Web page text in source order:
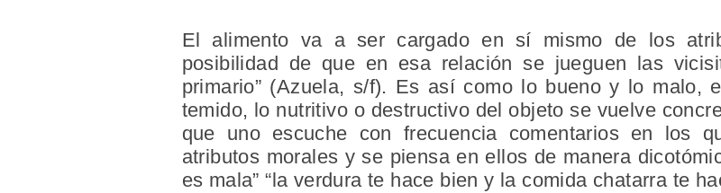
El alimento va a ser cargado en sí mismo de los
posibilidad de que en esa relación se jueguen las
primario” (Azuela, s/f). Es así como lo bueno y lo malo,
temido, lo nutritivo o destructivo del objeto se vuelve
que uno escuche con frecuencia comentarios en los
atributos morales y se piensa en ellos de manera
es mala” “la verdura te hace bien y la comida chatarra te